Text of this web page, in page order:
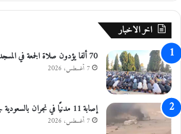
د
ع
ء
ن
ا
ش
ر
ه
ا
اخر الاخبار
70 ألفا يؤدون صلاة الجمعة في المسجد الأقصى
7 أغسطس، 2026
إصابة 11 مدنيًا في نجران بالسعودية جراء اعتداءات حوثية
7 أغسطس، 2026